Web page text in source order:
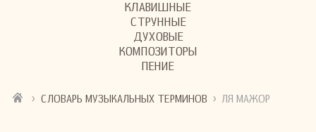
КЛАВИШНЫЕ
СТРУННЫЕ
ДУХОВЫЕ
КОМПОЗИТОРЫ
ПЕНИЕ
› СЛОВАРЬ МУЗЫКАЛЬНЫХ ТЕРМИНОВ › ЛЯ МАЖОР